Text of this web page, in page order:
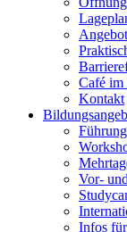
Café im
Kontakt
Vor-
Infos